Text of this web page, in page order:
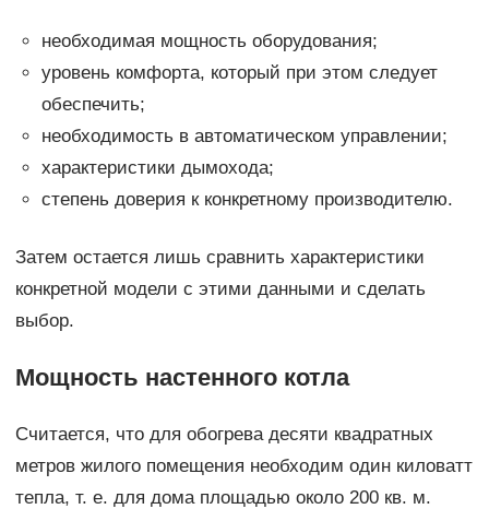
необходимая мощность оборудования;
уровень комфорта, который при этом следует
обеспечить;
необходимость в автоматическом управлении;
характеристики дымохода;
степень доверия к конкретному производителю.
Затем остается лишь сравнить характеристики
конкретной модели с этими данными и сделать
выбор.
Мощность настенного котла
Считается, что для обогрева десяти квадратных
метров жилого помещения необходим один киловатт
тепла, т. е. для дома площадью около 200 кв. м.